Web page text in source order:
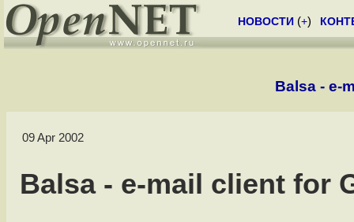
НОВОСТИ (+)
Balsa - e-
09 Apr 2002
Balsa - e-mail client for